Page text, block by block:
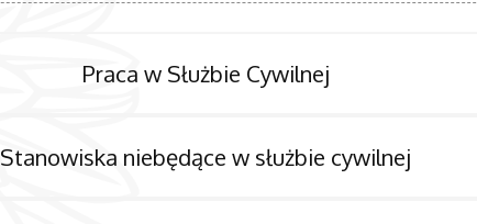
Praca w Służbie Cywilnej
Stanowiska niebędące w służbie cywilnej